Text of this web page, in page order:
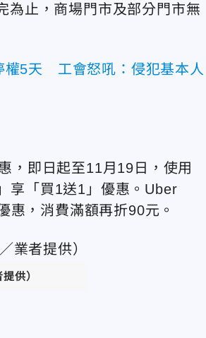
為止，商場門市及部分門市無
權5天 工會怒吼：侵犯基本人
，即日起至11月19日，使用
享「買1送1」優惠。Uber
惠，消費滿額再折90元。
供）